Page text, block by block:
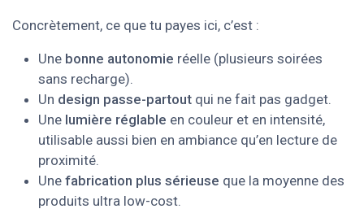
Concrètement, ce que tu payes ici, c’est :
Une bonne autonomie réelle (plusieurs soirées
sans recharge).
Un design passe-partout qui ne fait pas gadget.
Une lumière réglable en couleur et en intensité,
utilisable aussi bien en ambiance qu’en lecture de
proximité.
Une fabrication plus sérieuse que la moyenne des
produits ultra low-cost.